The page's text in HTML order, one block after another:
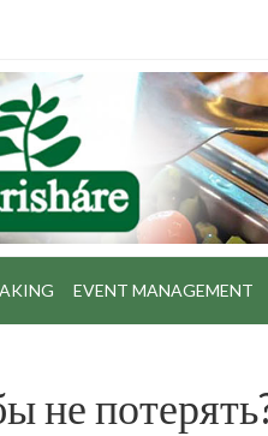
EVENT MANAGEMENT
не